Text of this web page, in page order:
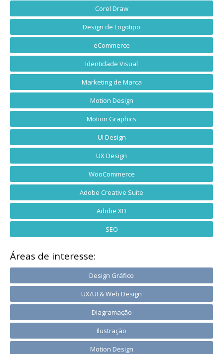
Corel Draw
Design de Logotipo
eCommerce
Identidade Visual
Marketing de Marca
Motion Design
Motion Graphics
UI Design
UX Design
WooCommerce
Adobe Creative Suite
Adobe XD
SEO
Áreas de interesse:
Design Gráfico
UX/UI & Web Design
Diagramação
Ilustração
Motion Design